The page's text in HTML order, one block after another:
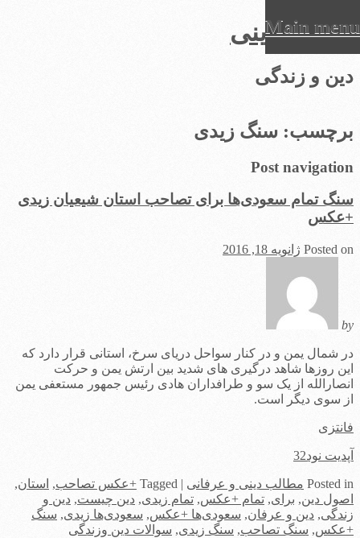
عرفان دینی
دین و زندگی
Main menu
to
content
برچسب: سنگ زیدی
Post navigation
سنگ تمام سعودی‌ها برای تصاحب استان شیعیان زیدی
+عکس
Posted on ژانویه 18, 2016
by
در شمال یمن و در کنار سواحل دریای سرخ، استانی قرار دارد که
این روزها شاهد درگیری های شدید بین ارتش یمن و حرکت
انصارالله از یک سو و طرافداران هادی رئیس جمهور مستعفی یمن
از سوی دیگر است.
فانتزی
آپدیت نود32
Posted in مطالب دینی و عرفانی |
Tagged +عکس تصاحب, استان,
اصول دین, برای, تمام +عکس, تمام زیدی, دین چیست, دین و
زندگی, دین و عرفان, سعودی‌ها +عکس, سعودی‌ها زیدی, سنگ
+عکس, سنگ تصاحب, سنگ زیدی, سوالات دین وزندگی